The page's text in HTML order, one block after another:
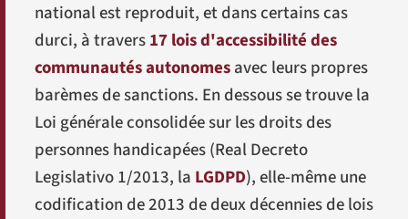
national est reproduit, et dans certains cas
durci, à travers17 lois d'accessibilité des
communautés autonomesavec leurs propres
barèmes de sanctions. En dessous se trouve la
Loi générale consolidée sur les droits des
personnes handicapées (Real Decreto
Legislativo 1/2013, la LGDPD), elle-même une
codification de 2013 de deux décennies de lois